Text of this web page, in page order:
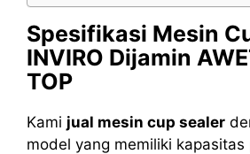
Spesifikasi Mesin
INVIRO Dijamin
TOP
Kami jual mesin cup sealer
model yang memiliki kapasitas